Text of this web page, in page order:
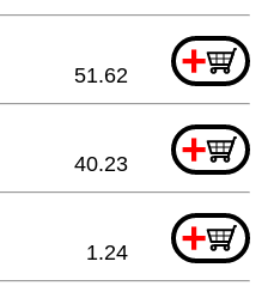
+
51.62
+
40.23
+
1.24